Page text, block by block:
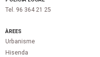
Tel. 96 364 21 25
ÀREES
Urbanisme
Hisenda